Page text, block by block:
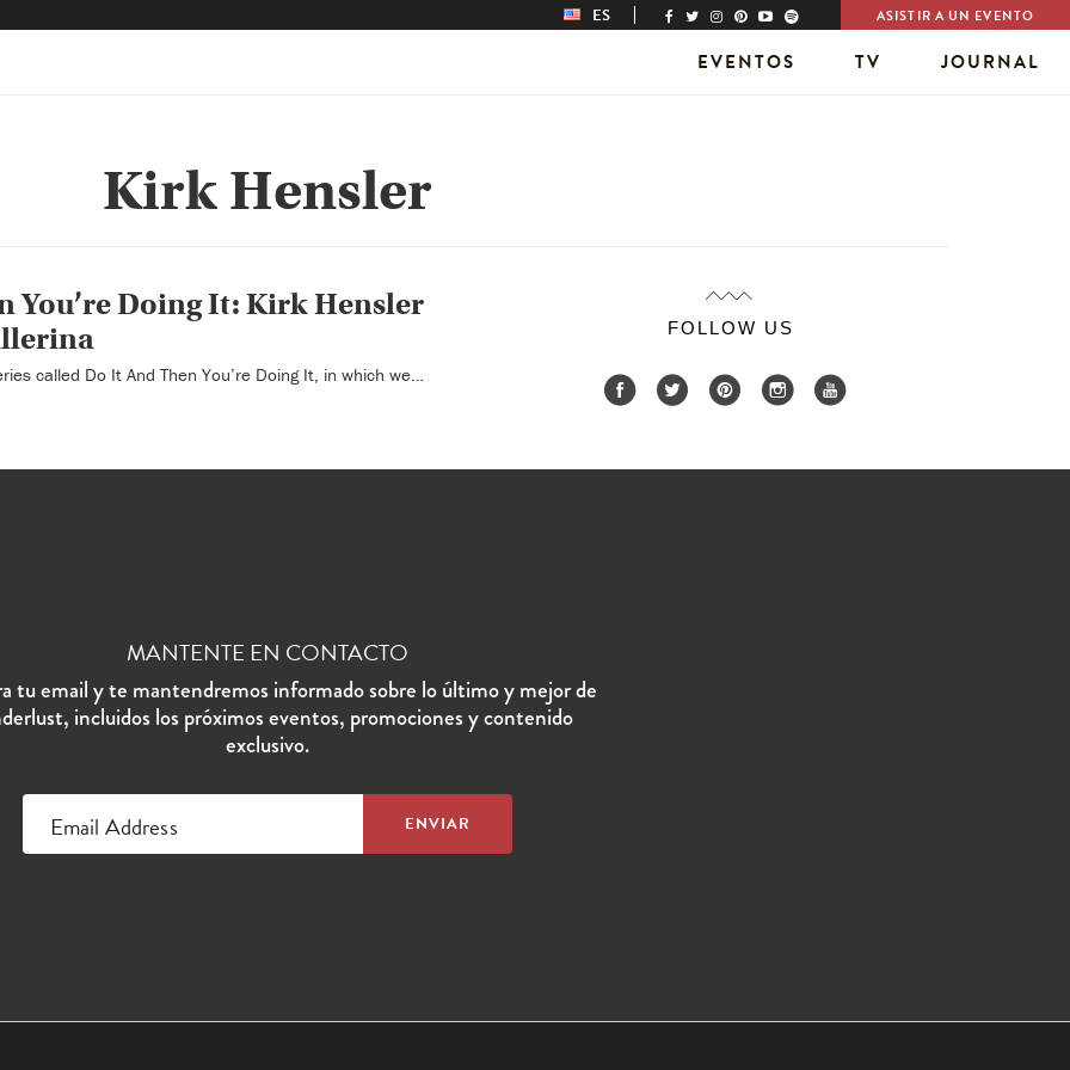
ES ASISTIR A UN EVENTO
EVENTOS TV JOURNAL
Kirk Hensler
You’re Doing It: Kirk Hensler
called Do It And Then You’re Doing It, in which we…
FOLLOW US
MANTENTE EN CONTACTO
tu email y te mantendremos informado sobre lo último y mejor de
incluidos los próximos eventos, promociones y contenido
exclusivo.
Email Address